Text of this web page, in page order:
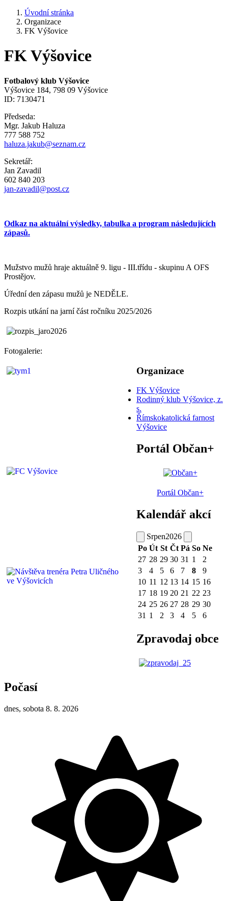
Úvodní stránka
Organizace
FK Výšovice
FK Výšovice
Fotbalový klub Výšovice
Výšovice 184, 798 09 Výšovice
ID: 7130471
Předseda:
Mgr. Jakub Haluza
777 588 752
haluza.jakub@seznam.cz
Sekretář:
Jan Zavadil
602 840 203
jan-zavadil@post.cz
Odkaz na aktuální výsledky, tabulka a program následujících
zápasů.
Mužstvo mužů hraje aktuálně 9. ligu - III.třídu - skupinu A OFS
Prostějov.
Úřední den zápasu mužů je NEDĚLE.
Rozpis utkání na jarní část ročníku 2025/2026
Fotogalerie:
Organizace
FK Výšovice
Rodinný klub Výšovice, z.
s.
Římskokatolická farnost
Výšovice
Portál Občan+
Portál Občan+
Kalendář akcí
Srpen2026
Po Út St Čt Pá So Ne
27 28 29 30 31 1
2
3
4 5 6 7 8
9
10 11 12 13 14 15 16
17 18 19 20 21 22 23
24 25 26 27 28 29 30
31 1 2 3 4 5 6
Zpravodaj obce
Počasí
dnes, sobota 8. 8. 2026